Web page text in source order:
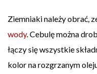
Ziemniaki należy obrać,
wody. Cebulę można
łączy się wszystkie
kolor na rozgrzanym